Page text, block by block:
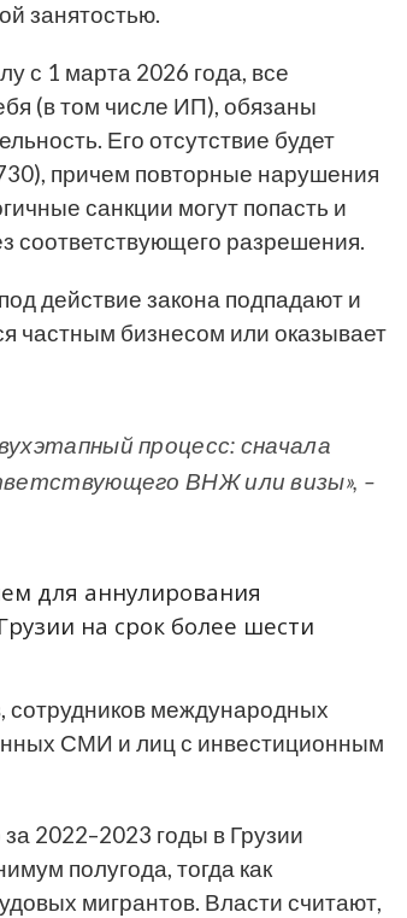
занятостью.
с 1 марта 2026 года, все
(в том числе ИП), обязаны
Его отсутствие будет
причем повторные нарушения
санкции могут попасть и
соответствующего разрешения.
действие закона подпадают и
частным бизнесом или оказывает
процесс: сначала
ВНЖ или визы», –
для аннулирования
на срок более шести
сотрудников международных
СМИ и лиц с инвестиционным
2022–2023 годы в Грузии
полугода, тогда как
мигрантов. Власти считают,